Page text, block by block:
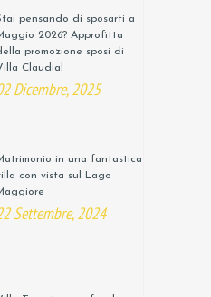
pensando di sposarti a
2026? Approfitta
promozione sposi di
Claudia!
Dicembre, 2025
in una fantastica
con vista sul Lago
Settembre, 2024